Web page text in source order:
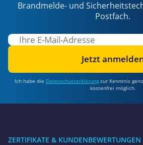
Brandmelde- und
Postfach.
Jetzt
Ich habe die Datenschutzerklärungzur Kenntnis
kostenfrei möglich.
ZERTIFIKATE & KUNDENBEWERTUNGEN